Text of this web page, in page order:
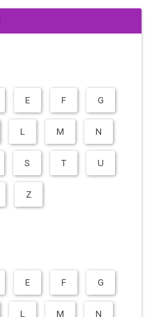
E F G
L M N
S T U
Z
E F G
L M N